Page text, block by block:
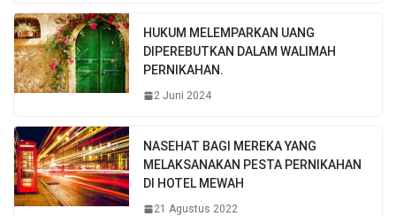
HUKUM MELEMPARKAN UANG
DIPEREBUTKAN DALAM WALIMAH
PERNIKAHAN.
2 Juni 2024
NASEHAT BAGI MEREKA YANG
MELAKSANAKAN PESTA PERNIKAHAN
DI HOTEL MEWAH
21 Agustus 2022